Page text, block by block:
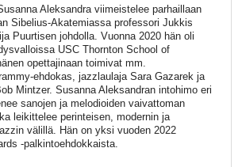
Aleksandra viimeistelee parhaillaan
Sibelius-Akatemiassa professori Jukkis
Puurtisen johdolla. Vuonna 2020 hän oli
USC Thornton School of
opettajinaan toimivat mm.
ehdokas, jazzlaulaja Sara Gazarek ja
Mintzer. Susanna Aleksandran intohimo eri
sanojen ja melodioiden vaivattoman
leikittelee perinteisen, modernin ja
välillä. Hän on yksi vuoden 2022
-palkintoehdokkaista.